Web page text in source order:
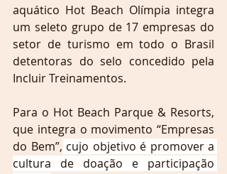
aquático Hot Beach Olímpia integra
um seleto grupo de 17 empresas do
setor de turismo em todo o Brasil
detentoras do selo concedido pela
Incluir Treinamentos.
Para o Hot Beach Parque & Resorts,
que integra o movimento “Empresas
do Bem”, cujo objetivo é promover a
cultura de doação e participação